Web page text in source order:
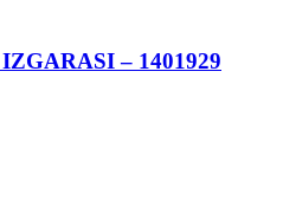
– 1401929